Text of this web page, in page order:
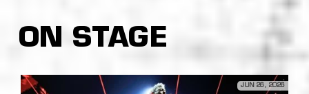
ON STAGE
JUN 26, 2026